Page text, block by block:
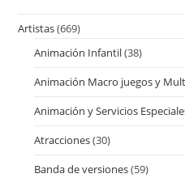
Artistas(669)
Animación Infantil(38)
Animación Macro juegos y
Animación y Servicios
Atracciones(30)
Banda de versiones(59)